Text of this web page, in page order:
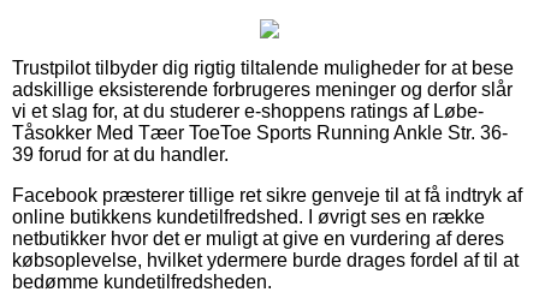
Trustpilot tilbyder dig rigtig tiltalende muligheder for at bese
adskillige eksisterende forbrugeres meninger og derfor slår
vi et slag for, at du studerer e-shoppens ratings af Løbe-
Tåsokker Med Tæer ToeToe Sports Running Ankle Str. 36-
39 forud for at du handler.
Facebook præsterer tillige ret sikre genveje til at få indtryk af
online butikkens kundetilfredshed. I øvrigt ses en række
netbutikker hvor det er muligt at give en vurdering af deres
købsoplevelse, hvilket ydermere burde drages fordel af til at
bedømme kundetilfredsheden.